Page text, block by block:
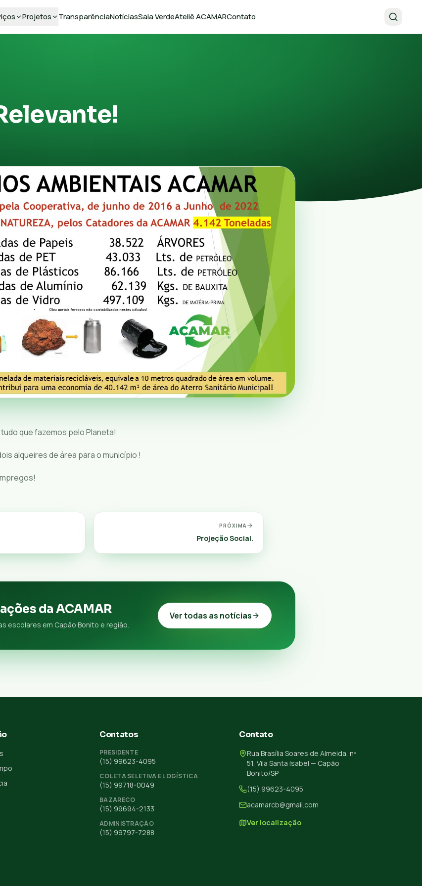
Projetos TransparênciaNotíciasSala VerdeAteliê ACAMARContato
que fazemos pelo Planeta!
alqueires de área para o município !
PRÓXIMA
Projeção Social.
da ACAMAR
escolares em Capão Bonito e região.
Ver todas as notícias
Contatos
PRESIDENTE
(15) 99623-4095
COLETA SELETIVA E LOGÍSTICA
(15) 99718-0049
BAZARECO
(15) 99694-2133
ADMINISTRAÇÃO
(15) 99797-7288
Contato
Rua Brasília Soares de Almeida, nº
51, Vila Santa Isabel — Capão
Bonito/SP
(15) 99623-4095
acamarcb@gmail.com
Ver localização